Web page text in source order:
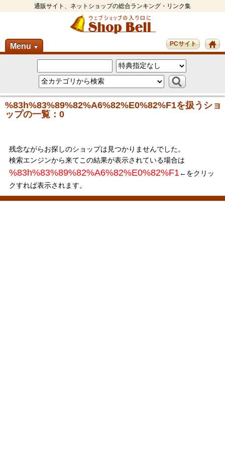
通販サイト、ネットショップの総合ランキング・リンク集
Menu ▼ PCサイト
%83h%83%89%82%A6%82%E0%82%F1を扱うショ
ップの一覧：0
残念ながらお探しのショップは見つかりませんでした。
検索エンジンから来てこの結果が表示されている場合は
%83h%83%89%82%A6%82%E0%82%F1←をクリッ
クすれば表示されます。